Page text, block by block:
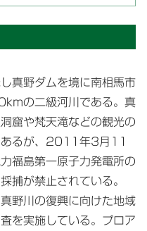
真野ダムを境に南相馬市
の二級河川である。真
窟や梵天滝などの観光の
あるが、2011年3月11
福島第一原子力発電所の
捕が禁止されている。
野川の復興に向けた地域
を実施している。プロア